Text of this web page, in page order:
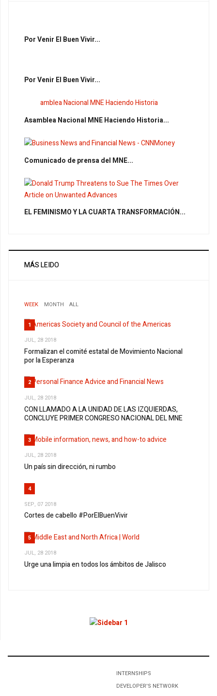
Por Venir El Buen Vivir...
Por Venir El Buen Vivir...
Asamblea Nacional MNE Haciendo Historia...
Comunicado de prensa del MNE...
EL FEMINISMO Y LA CUARTA TRANSFORMACIÓN...
MÁS LEIDO
WEEK MONTH ALL
1
JUL, 28 2018
Formalizan el comité estatal de Movimiento Nacional
por la Esperanza
2
JUL, 28 2018
CON LLAMADO A LA UNIDAD DE LAS IZQUIERDAS,
CONCLUYE PRIMER CONGRESO NACIONAL DEL MNE
3
JUL, 28 2018
Un país sin dirección, ni rumbo
4
SEP, 07 2018
Cortes de cabello #PorElBuenVivir
5
JUL, 28 2018
Urge una limpia en todos los ámbitos de Jalisco
Tech tips to make you smarter
INTERNSHIPS
DEVELOPER'S NETWORK